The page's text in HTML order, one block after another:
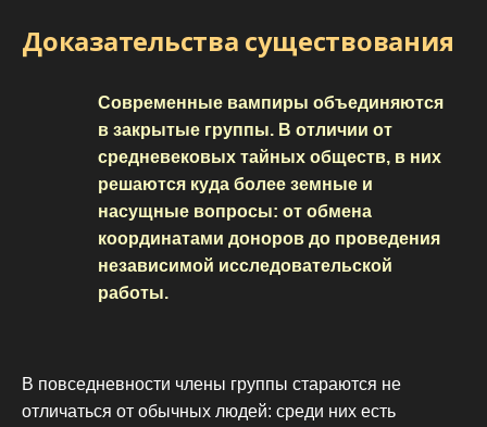
Доказательства существования
Современные вампиры объединяются
в закрытые группы. В отличии от
средневековых тайных обществ, в них
решаются куда более земные и
насущные вопросы: от обмена
координатами доноров до проведения
независимой исследовательской
работы.
В повседневности члены группы стараются не
отличаться от обычных людей: среди них есть